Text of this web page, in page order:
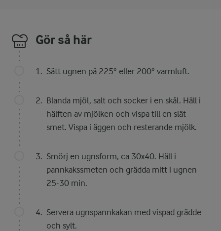
Gör så här
Sätt ugnen på 225° eller 200° varmluft.
Blanda mjöl, salt och socker i en skål. Häll i
hälften av mjölken och vispa till en slät
smet. Vispa i äggen och resterande mjölk.
Smörj en ugnsform, ca 30x40. Häll i
pannkakssmeten och grädda mitt i ugnen
25-30 min.
Servera ugnspannkakan med vispad grädde
och sylt.